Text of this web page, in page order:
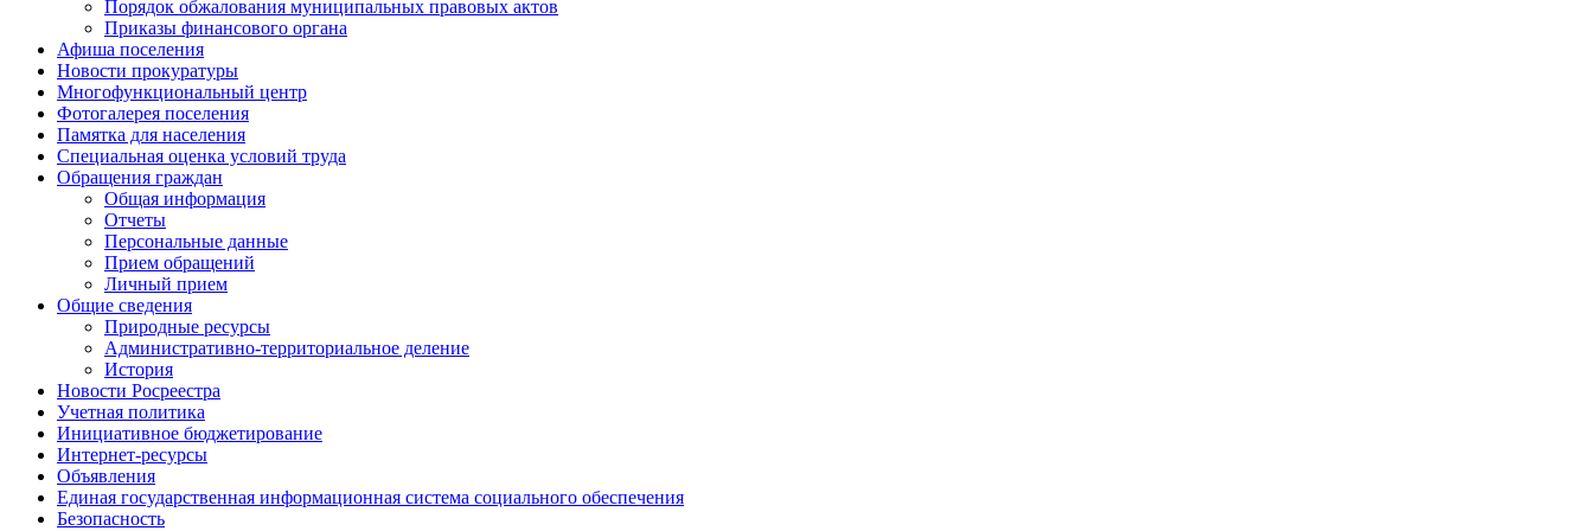
Порядок обжалования муниципальных правовых актов
Приказы финансового органа
Афиша поселения
Новости прокуратуры
Многофункциональный центр
Фотогалерея поселения
Памятка для населения
Специальная оценка условий труда
Обращения граждан
Общая информация
Отчеты
Персональные данные
Прием обращений
Личный прием
Общие сведения
Природные ресурсы
Административно-территориальное деление
История
Новости Росреестра
Учетная политика
Инициативное бюджетирование
Интернет-ресурсы
Объявления
Единая государственная информационная система социального обеспечения
Безопасность